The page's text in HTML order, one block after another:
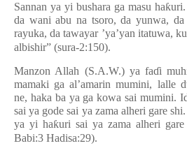
Sannan ya yi bushara ga masu haƙ
da wani abu na tsoro, da yunwa, da
rayuka, da tawayar ’ya’yan itatuwa,
albishir” (sura-2:150).
Manzon Allah (S.A.W.) ya faɗi
mamaki ga al’amarin mumini, lalle
ne, haka ba ya ga kowa sai mumini.
sai ya gode sai ya zama alheri gare
ya yi haƙuri sai ya zama alheri
Babi:3 Hadisa:29).